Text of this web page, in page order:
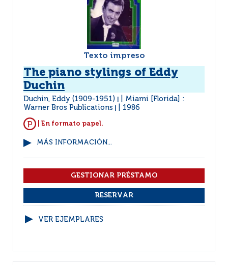
Texto impreso
The piano stylings of Eddy
Duchin
Duchin, Eddy (1909-1951)
Miami [Florida] :
Warner Bros Publications
1986
| En formato papel.
MÁS INFORMACIÓN...
VER EJEMPLARES